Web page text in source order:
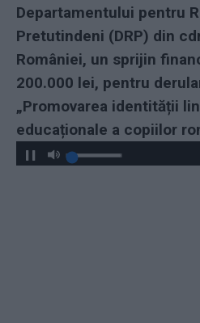
Departamentului pentru
Pretutindeni (DRP) din
României, un sprijin
200.000 lei, pentru
„Promovarea identității
educaționale a copiilor